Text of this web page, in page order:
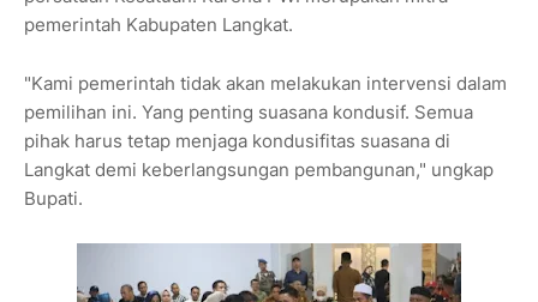
pemerintah Kabupaten Langkat.
"Kami pemerintah tidak akan melakukan intervensi dalam
pemilihan ini. Yang penting suasana kondusif. Semua
pihak harus tetap menjaga kondusifitas suasana di
Langkat demi keberlangsungan pembangunan," ungkap
Bupati.